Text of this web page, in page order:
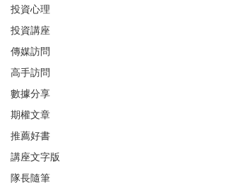
投資心理
投資講座
傳媒訪問
高手訪問
數據分享
期權文章
推薦好書
講座文字版
隊長隨筆